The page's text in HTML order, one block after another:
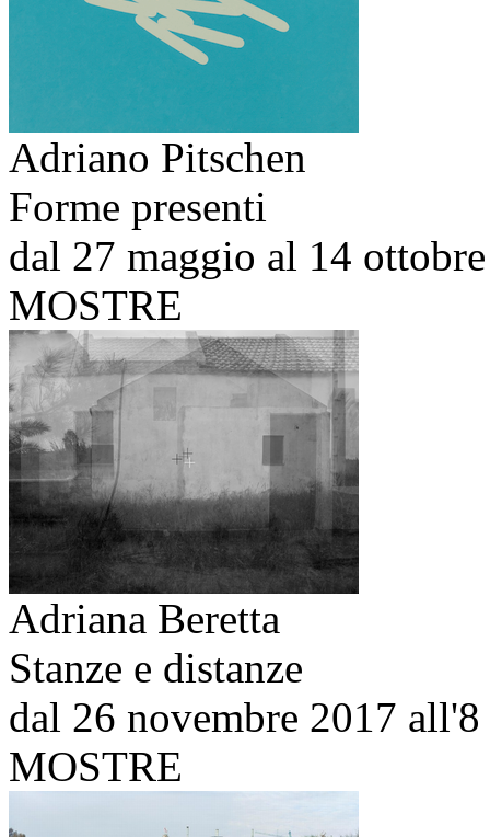
Adriano Pitschen
Forme presenti
dal 27 maggio al 14
MOSTRE
Adriana Beretta
Stanze e distanze
dal 26 novembre 2017
MOSTRE